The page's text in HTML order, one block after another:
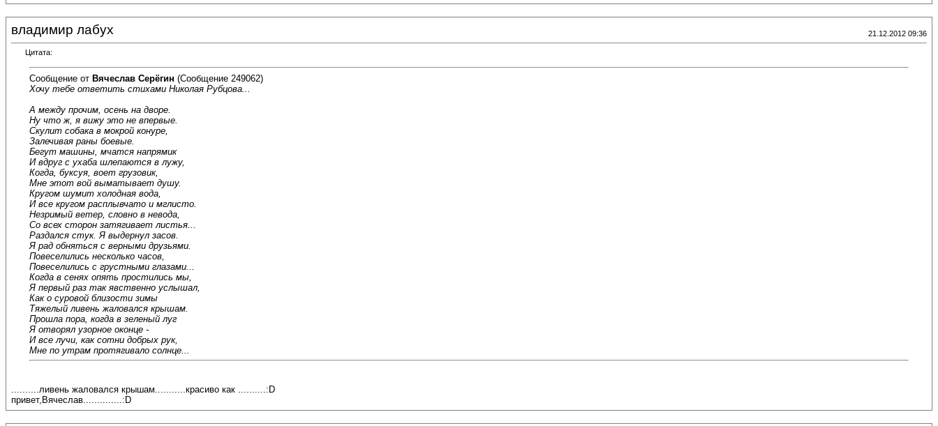
владимир лабух 21.12.2012 09:36
Цитата:
Сообщение от Вячеслав Серёгин (Сообщение 249062)
Хочу тебе ответить стихами Николая Рубцова...
А между прочим, осень на дворе.
Ну что ж, я вижу это не впервые.
Скулит собака в мокрой конуре,
Залечивая раны боевые.
Бегут машины, мчатся напрямик
И вдруг с ухаба шлепаются в лужу,
Когда, буксуя, воет грузовик,
Мне этот вой выматывает душу.
Кругом шумит холодная вода,
И все кругом расплывчато и мглисто.
Незримый ветер, словно в невода,
Со всех сторон затягивает листья...
Раздался стук. Я выдернул засов.
Я рад обняться с верными друзьями.
Повеселились несколько часов,
Повеселились с грустными глазами...
Когда в сенях опять простились мы,
Я первый раз так явственно услышал,
Как о суровой близости зимы
Тяжелый ливень жаловался крышам.
Прошла пора, когда в зеленый луг
Я отворял узорное оконце -
И все лучи, как сотни добрых рук,
Мне по утрам протягивало солнце...
..........ливень жаловался крышам...........красиво как ..........:D
привет,Вячеслав..............:D